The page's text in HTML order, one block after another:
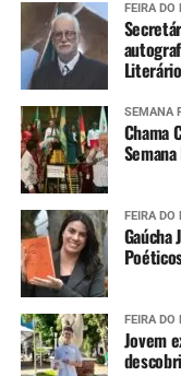
FEIRA
Literário
SEMANA
Chama
FEIRA
Gaúcha
FEIRA
Jovem